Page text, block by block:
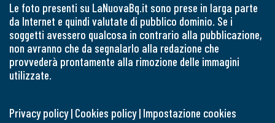
Le foto presenti su LaNuovaBq.it sono prese in larga parte
da Internet e quindi valutate di pubblico dominio. Se i
soggetti avessero qualcosa in contrario alla pubblicazione,
non avranno che da segnalarlo alla redazione che
provvederà prontamente alla rimozione delle immagini
utilizzate.
Privacy policy| Cookies policy| Impostazione cookies